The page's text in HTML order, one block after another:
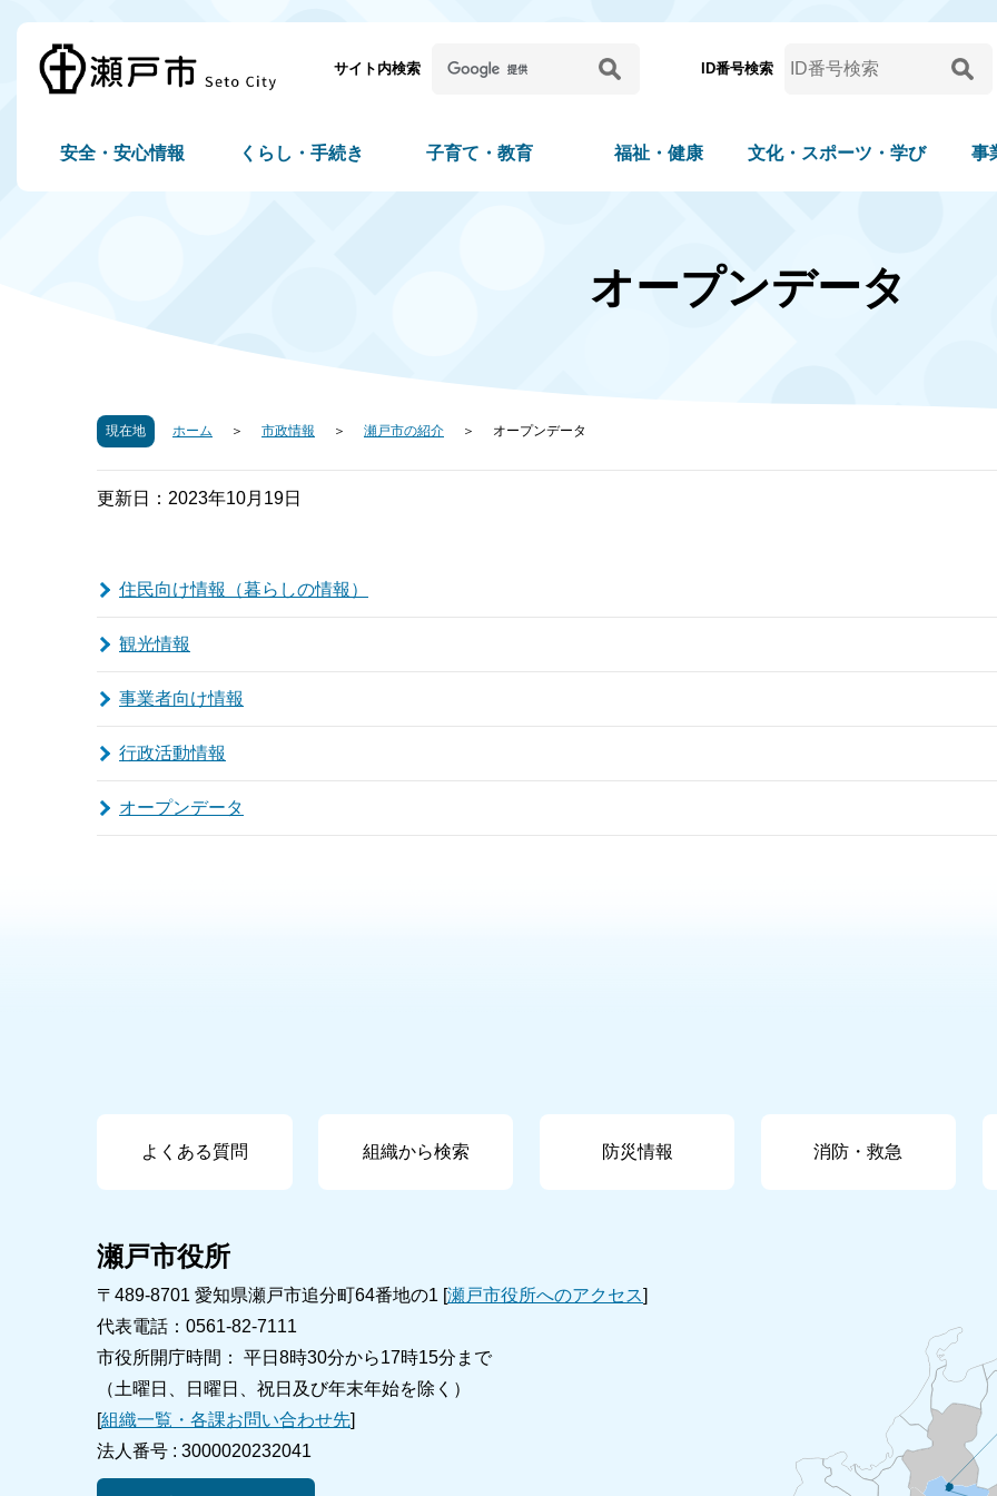
サイト内検索 ID番号検索
安全・安心情報 くらし・手続き 子育て・教育 福祉・健康 文化・スポーツ・学び 事
オープンデータ
現在地 ホーム 市政情報 瀬戸市の紹介 オープンデータ
更新日：2023年10月19日
住民向け情報（暮らしの情報）
観光情報
事業者向け情報
行政活動情報
オープンデータ
よくある質問 組織から検索 防災情報 消防・救急
瀬戸市役所
〒489-8701 愛知県瀬戸市追分町64番地の1 [瀬戸市役所へのアクセス]
代表電話：0561-82-7111
市役所開庁時間： 平日8時30分から17時15分まで
（土曜日、日曜日、祝日及び年末年始を除く）
[組織一覧・各課お問い合わせ先]
法人番号 : 3000020232041